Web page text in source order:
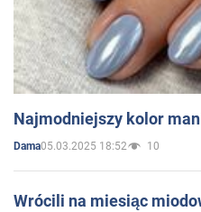
Najmodniejszy kolor
Dama05.03.2025 18:52 10
Wrócili na miesiąc